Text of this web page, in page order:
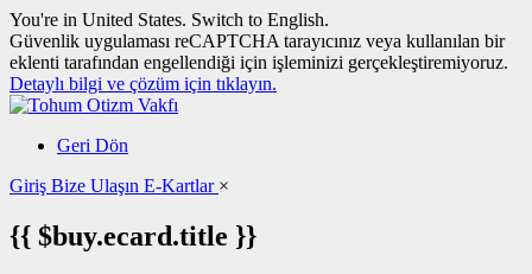
You're in United States. Switch to English.
Güvenlik uygulaması reCAPTCHA tarayıcınız veya kullanılan bir
eklenti tarafından engellendiği için işleminizi gerçekleştiremiyoruz.
Detaylı bilgi ve çözüm için tıklayın.
Geri Dön
Giriş Bize Ulaşın E-Kartlar ×
{{ $buy.ecard.title }}